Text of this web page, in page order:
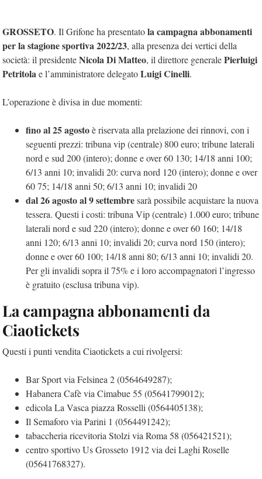
GROSSETO. Il Grifone ha presentatola campagna abbonamenti
per la stagione sportiva 2022/23, alla presenza dei vertici della
società: il presidenteNicola Di Matteo, il direttore generalePierluigi
Petritolae l’amministratore delegatoLuigi Cinelli.
L’operazione è divisa in due momenti:
fino al 25 agostoè riservata alla prelazione dei rinnovi, con i
seguenti prezzi: tribuna vip (centrale) 800 euro; tribune laterali
nord e sud 200 (intero); donne e over 60 130; 14/18 anni 100;
6/13 anni 10; invalidi 20: curva nord 120 (intero); donne e over
60 75; 14/18 anni 50; 6/13 anni 10; invalidi 20
dal 26 agosto al 9 settembresarà possibile acquistare la nuova
tessera. Questi i costi: tribuna Vip (centrale) 1.000 euro; tribune
laterali nord e sud 220 (intero); donne e over 60 160; 14/18
anni 120; 6/13 anni 10; invalidi 20; curva nord 150 (intero);
donne e over 60 100; 14/18 anni 80; 6/13 anni 10; invalidi 20.
Per gli invalidi sopra il 75% e i loro accompagnatori l’ingresso
è gratuito (esclusa tribuna vip).
La campagna abbonamenti da
Ciaotickets
Questi i punti vendita Ciaotickets a cui rivolgersi:
Bar Sport via Felsinea 2 (0564649287);
Habanera Cafè via Cimabue 55 (05641799012);
edicola La Vasca piazza Rosselli (0564405138);
Il Semaforo via Parini 1 (0564491242);
tabaccheria ricevitoria Stolzi via Roma 58 (056421521);
centro sportivo Us Grosseto 1912 via dei Laghi Roselle
(05641768327).